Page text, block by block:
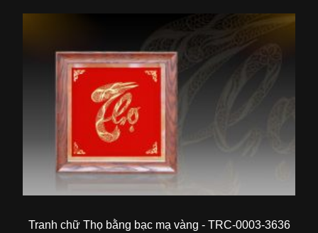
Tranh chữ Thọ bằng bạc mạ vàng - TRC-0003-3636